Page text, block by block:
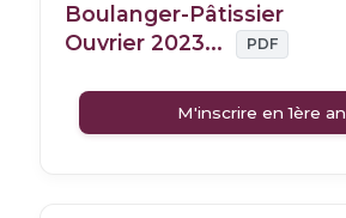
Boulanger-Pâtissier
Ouvrier 2023...
PDF
M'inscrire en 1ère